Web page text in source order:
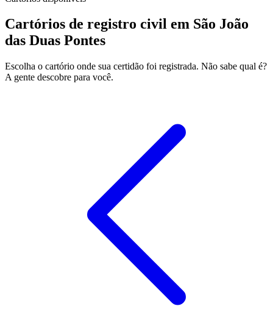
Cartórios de registro civil em São João
das Duas Pontes
Escolha o cartório onde sua certidão foi registrada. Não sabe qual é?
A gente descobre para você.